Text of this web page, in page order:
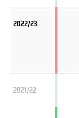
2022/23
2021/22